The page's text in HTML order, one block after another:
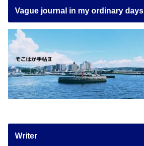
Vague journal in my ordinary days
Writer